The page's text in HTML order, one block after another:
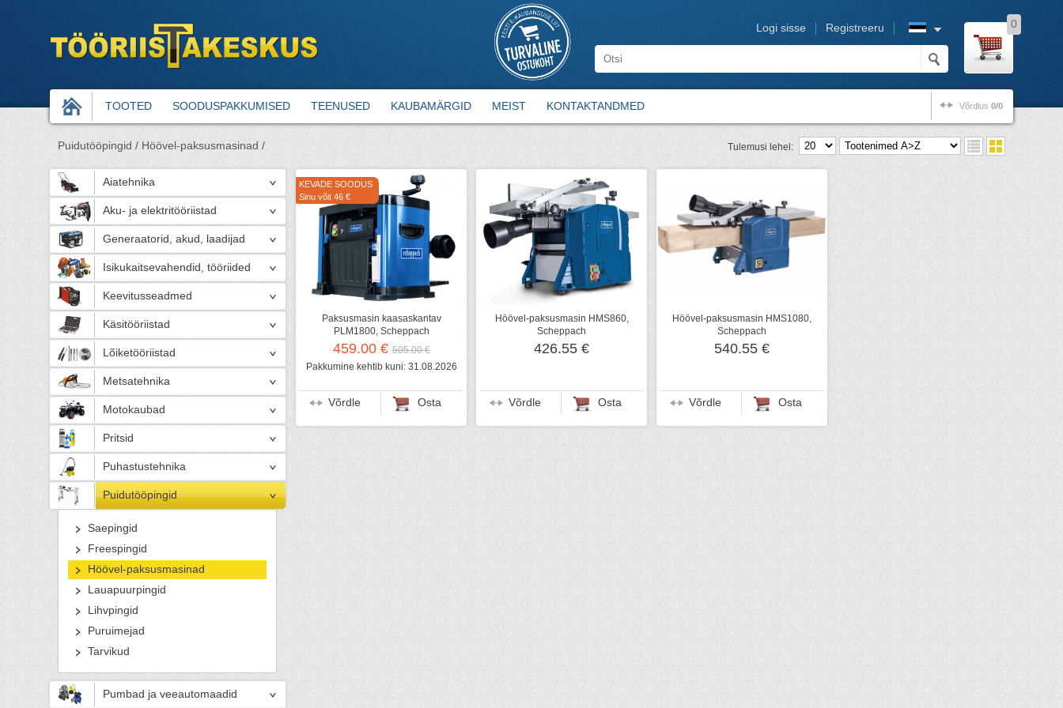
Registreeru
Logi sisse 0
TOOTED SOODUSPAKKUMISED TEENUSED KAUBAMÄRGID MEIST KONTAKTANDMED Võrdlus 0/0
Puidutööpingid / Höövel-paksusmasinad / Tulemusi lehel:
Aiatehnika
Aku- ja elektritööriistad
Generaatorid, akud, laadijad
Isikukaitsevahendid, tööriided
Keevitusseadmed
Käsitööriistad
Lõiketööriistad
Metsatehnika
Motokaubad
Pritsid
Puhastustehnika
Puidutööpingid
Saepingid
Freespingid
Höövel-paksusmasinad
Lauapuurpingid
Lihvpingid
Puruimejad
Tarvikud
Pumbad ja veeautomaadid
KEVADE SOODUS
Sinu võit 46 €
Paksusmasin kaasaskantav
PLM1800, Scheppach
459.00 €505.00 €
Pakkumine kehtib kuni: 31.08.2026
Võrdle Osta
Höövel-paksusmasin HMS860,
Scheppach
426.55 €
Võrdle Osta
Höövel-paksusmasin HMS1080,
Scheppach
540.55 €
Võrdle Osta